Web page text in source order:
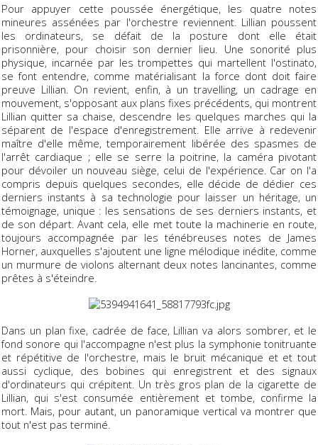
Pour appuyer cette poussée énergétique, les quatre notes
mineures assénées par l'orchestre reviennent. Lillian poussent
les ordinateurs, se défait de la posture dont elle était
prisonnière, pour choisir son dernier lieu. Une sonorité plus
physique, incarnée par les trompettes qui martellent l'ostinato,
se font entendre, comme matérialisant la force dont doit faire
preuve Lillian. On revient, enfin, à un travelling, un cadrage en
mouvement, s'opposant aux plans fixes précédents, qui montrent
Lillian quitter sa chaise, descendre les quelques marches qui la
séparent de l'espace d'enregistrement. Elle arrive à redevenir
maître d'elle même, temporairement libérée des spasmes de
l'arrêt cardiaque ; elle se serre la poitrine, la caméra pivotant
pour dévoiler un nouveau siège, celui de l'expérience. Car on l'a
compris depuis quelques secondes, elle décide de dédier ces
derniers instants à sa technologie pour laisser un héritage, un
témoignage, unique : les sensations de ses derniers instants, et
de son départ. Avant cela, elle met toute la machinerie en route,
toujours accompagnée par les ténébreuses notes de James
Horner, auxquelles s'ajoutent une ligne mélodique inédite, comme
un murmure de violons alternant deux notes lancinantes, comme
prêtes à s'éteindre.
Dans un plan fixe, cadrée de face, Lillian va alors sombrer, et le
fond sonore qui l'accompagne n'est plus la symphonie tonitruante
et répétitive de l'orchestre, mais le bruit mécanique et et tout
aussi cyclique, des bobines qui enregistrent et des signaux
d'ordinateurs qui crépitent. Un très gros plan de la cigarette de
Lillian, qui s'est consumée entièrement et tombe, confirme la
mort. Mais, pour autant, un panoramique vertical va montrer que
tout n'est pas terminé.